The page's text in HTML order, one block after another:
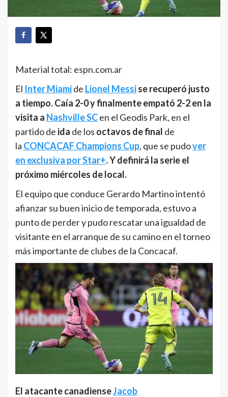
Material total: espn.com.ar
El Inter Miamide Lionel Messise recuperó justo
a tiempo. Caía 2-0 y finalmente empató 2-2 en la
visita a Nashville SCen el Geodis Park, en el
partido de ida de los octavos de final de
la CONCACAF Champions Cup, que se pudover
en exclusiva por Star+.Y definirá la serie el
próximo miércoles de local.
El equipo que conduce Gerardo Martino intentó
afianzar su buen inicio de temporada, estuvo a
punto de perder y pudo rescatar una igualdad de
visitante en el arranque de su camino en el torneo
más importante de clubes de la Concacaf.
El atacante canadienseJacob